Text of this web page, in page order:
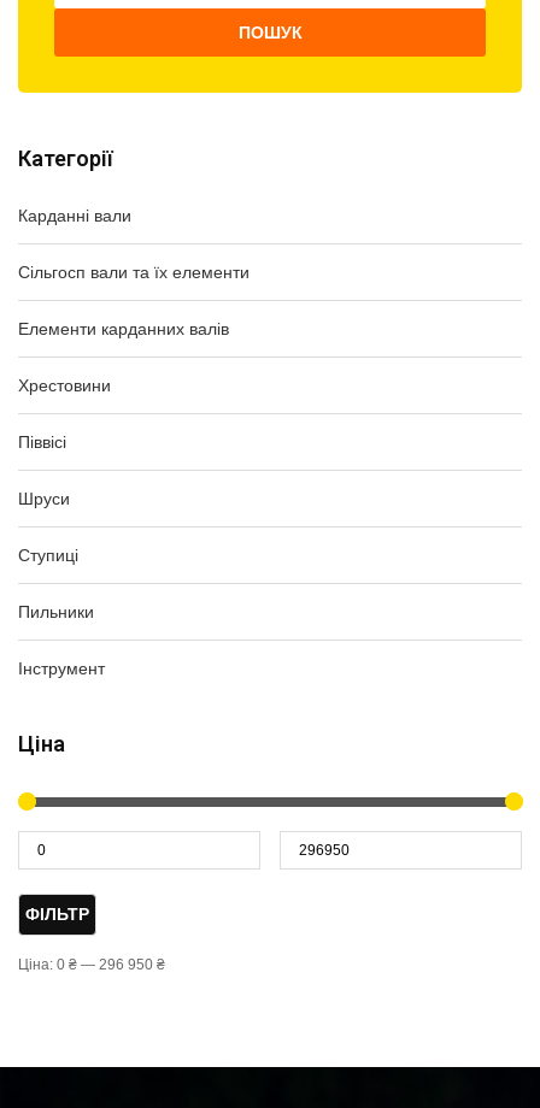
ПОШУК
Категорії
Карданні вали
Сільгосп вали та їх елементи
Елементи карданних валів
Хрестовини
Піввісі
Шруси
Ступиці
Пильники
Інструмент
Ціна
ФІЛЬТР
Ціна: 0 ₴ — 296 950 ₴